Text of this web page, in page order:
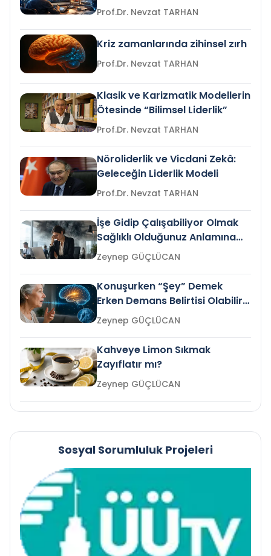
Prof.Dr. Nevzat TARHAN
Kriz zamanlarında zihinsel zırh
Prof.Dr. Nevzat TARHAN
Klasik ve Karizmatik Modellerin
Ötesinde “Bilimsel Liderlik”
Prof.Dr. Nevzat TARHAN
Nöroliderlik ve Vicdani Zekâ:
Geleceğin Liderlik Modeli
Prof.Dr. Nevzat TARHAN
İşe Gidip Çalışabiliyor Olmak
Sağlıklı Olduğunuz Anlamına
Gelir mi?Zeynep GÜÇLÜCAN
Konuşurken “Şey” Demek
Erken Demans Belirtisi Olabilir
mi?
Zeynep GÜÇLÜCAN
Kahveye Limon Sıkmak
Zayıflatır mı?
Zeynep GÜÇLÜCAN
Sosyal Sorumluluk Projeleri